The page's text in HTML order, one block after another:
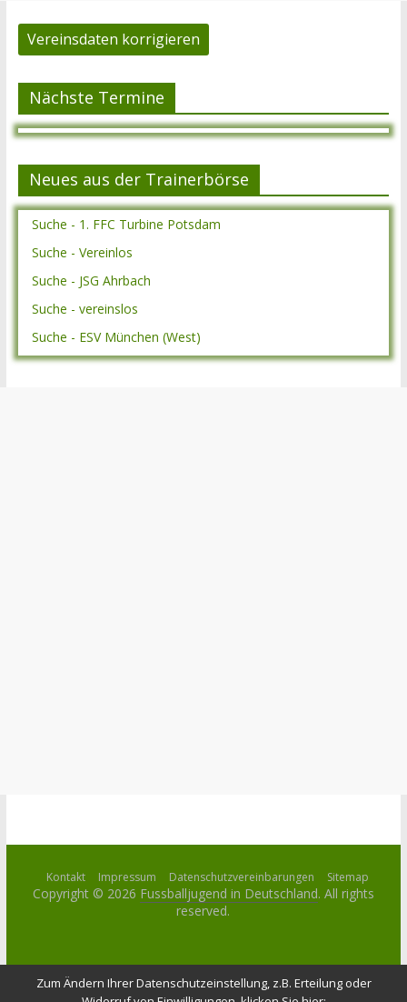
Vereinsdaten korrigieren
Nächste Termine
Neues aus der Trainerbörse
Suche - 1. FFC Turbine Potsdam
Suche - Vereinlos
Suche - JSG Ahrbach
Suche - vereinslos
Suche - ESV München (West)
Kontakt Impressum Datenschutzvereinbarungen Sitemap
Copyright © 2026 Fussballjugend in Deutschland. All rights
reserved.
Zum Ändern Ihrer Datenschutzeinstellung, z.B. Erteilung oder